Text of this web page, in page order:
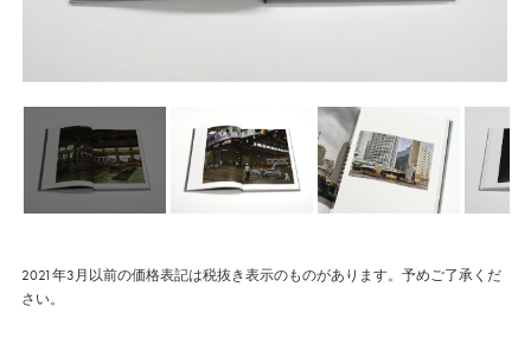
2021年3月以前の価格表記は税抜き表示のものがあります。予めご了承くだ
さい。